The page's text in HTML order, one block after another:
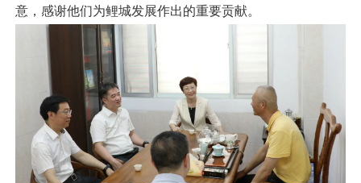
意，感谢他们为鲤城发展作出的重要贡献。